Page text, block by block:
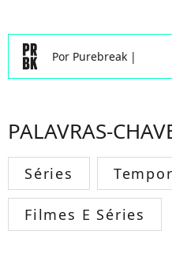
Por Purebreak |
PALAVRAS-
Séries
Filmes E Séries